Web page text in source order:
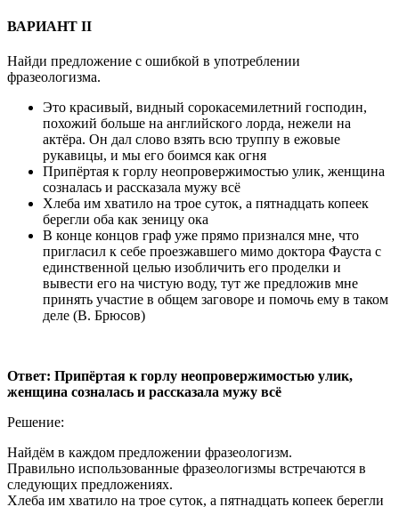
ВАРИАНТ II
Найди предложение с ошибкой в употреблении
фразеологизма.
Это красивый, видный сорокасемилетний господин,
похожий больше на английского лорда, нежели на
актёра. Он дал слово взять всю труппу в ежовые
рукавицы, и мы его боимся как огня
Припёртая к горлу неопровержимостью улик, женщина
созналась и рассказала мужу всё
Хлеба им хватило на трое суток, а пятнадцать копеек
берегли оба как зеницу ока
В конце концов граф уже прямо признался мне, что
пригласил к себе проезжавшего мимо доктора Фауста с
единственной целью изобличить его проделки и
вывести его на чистую воду, тут же предложив мне
принять участие в общем заговоре и помочь ему в таком
деле (В. Брюсов)
Ответ: Припёртая к горлу неопровержимостью улик,
женщина созналась и рассказала мужу всё
Решение:
Найдём в каждом предложении фразеологизм.
Правильно использованные фразеологизмы встречаются в
следующих предложениях.
Хлеба им хватило на трое суток, а пятнадцать копеек берегли